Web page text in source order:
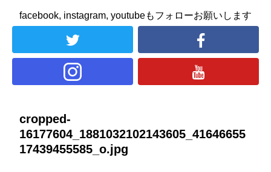
facebook, instagram, youtubeもフォローお願いします
cropped-
16177604_1881032102143605_41646655
17439455585_o.jpg